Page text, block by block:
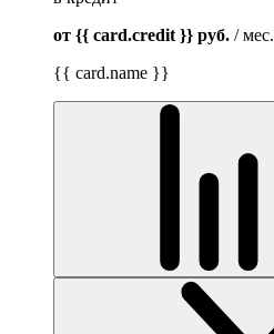
от {{ card.credit }} руб. / мес.
{{ card.name }}